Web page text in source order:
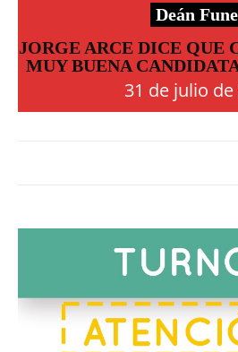
Deán
JORGE ARCE DICE QUE
MUY BUENA
31 de julio de